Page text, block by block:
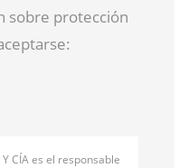
sobre protección
Y CÍA es el responsable